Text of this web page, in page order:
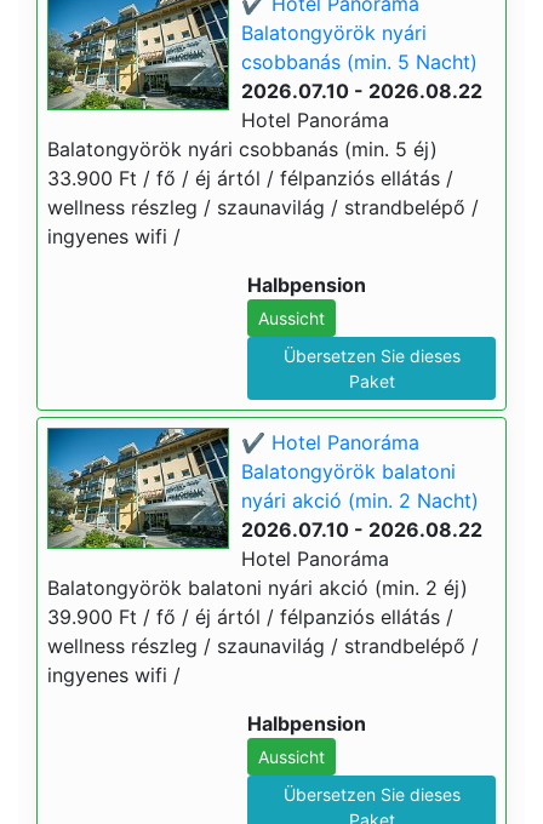
Balatongyörök nyári
csobbanás (min. 5 Nacht)
2026.07.10 - 2026.08.22
Hotel Panoráma
Balatongyörök nyári csobbanás (min. 5 éj)
33.900 Ft / fő / éj ártól / félpanziós ellátás /
wellness részleg / szaunavilág / strandbelépő /
ingyenes wifi /
Halbpension
Aussicht
Übersetzen Sie dieses
Paket
✔️ Hotel Panoráma
Balatongyörök balatoni
nyári akció (min. 2 Nacht)
2026.07.10 - 2026.08.22
Hotel Panoráma
Balatongyörök balatoni nyári akció (min. 2 éj)
39.900 Ft / fő / éj ártól / félpanziós ellátás /
wellness részleg / szaunavilág / strandbelépő /
ingyenes wifi /
Halbpension
Aussicht
Übersetzen Sie dieses
Paket